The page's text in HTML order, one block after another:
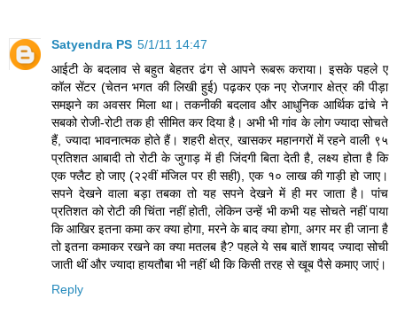
Satyendra PS 5/1/11 14:47
आईटी के बदलाव से बहुत बेहतर ढंग से आपने रूबरू कराया। इसके पहले ए
कॉल सेंटर (चेतन भगत की लिखी हुई) पढ़कर एक नए रोजगार क्षेत्र की पीड़ा
समझने का अवसर मिला था। तकनीकी बदलाव और आधुनिक आर्थिक ढांचे ने
सबको रोजी-रोटी तक ही सीमित कर दिया है। अभी भी गांव के लोग ज्यादा सोचते
हैं, ज्यादा भावनात्मक होते हैं। शहरी क्षेत्र, खासकर महानगरों में रहने वाली ९५
प्रतिशत आबादी तो रोटी के जुगाड़ में ही जिंदगी बिता देती है, लक्ष्य होता है कि
एक फ्लैट हो जाए (२२वीं मंजिल पर ही सही), एक १० लाख की गाड़ी हो जाए।
सपने देखने वाला बड़ा तबका तो यह सपने देखने में ही मर जाता है। पांच
प्रतिशत को रोटी की चिंता नहीं होती, लेकिन उन्हें भी कभी यह सोचते नहीं पाया
कि आखिर इतना कमा कर क्या होगा, मरने के बाद क्या होगा, अगर मर ही जाना है
तो इतना कमाकर रखने का क्या मतलब है? पहले ये सब बातें शायद ज्यादा सोची
जाती थीं और ज्यादा हायतौबा भी नहीं थी कि किसी तरह से खूब पैसे कमाए जाएं।
Reply